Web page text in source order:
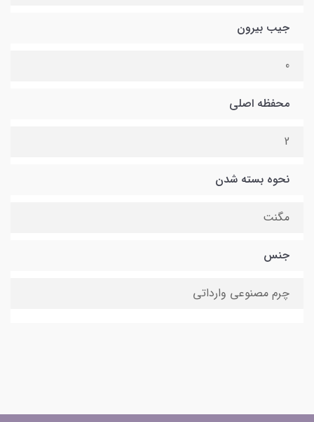
جیب بیرون
0
محفظه اصلی
2
نحوه بسته شدن
مگنت
جنس
چرم مصنوعی وارداتی